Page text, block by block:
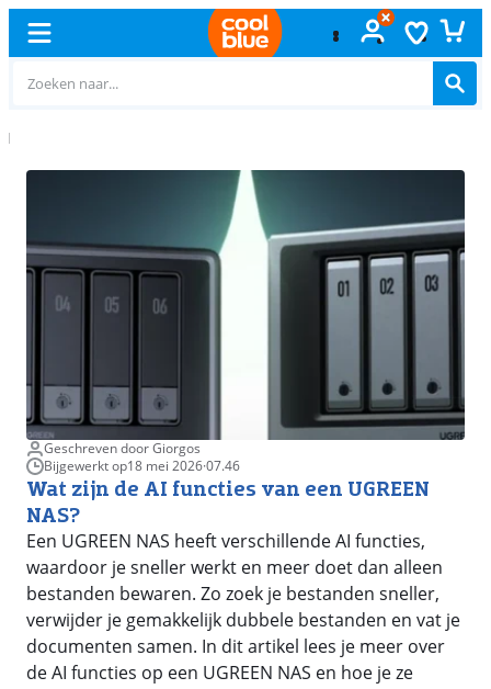
Geschreven door Giorgos
Bijgewerkt op18 mei 2026·07.46
Wat zijn de AI functies van een UGREEN
NAS?
Een UGREEN NAS heeft verschillende AI functies,
waardoor je sneller werkt en meer doet dan alleen
bestanden bewaren. Zo zoek je bestanden sneller,
verwijder je gemakkelijk dubbele bestanden en vat je
documenten samen. In dit artikel lees je meer over
de AI functies op een UGREEN NAS en hoe je ze